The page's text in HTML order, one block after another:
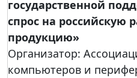
государственной
спрос на российскую
продукцию»
Организатор:
компьютеров и